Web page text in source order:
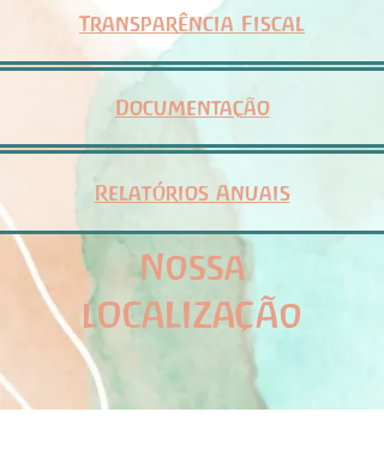
Transparência Fiscal
Documentação
RelatóriosAnuais
Nossa
lOCALIZAÇÃo